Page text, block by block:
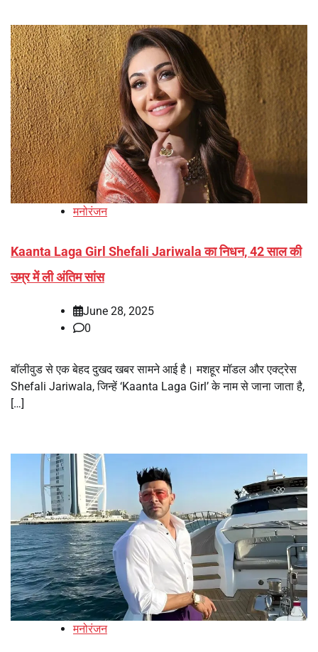
मनोरंजन
Kaanta Laga Girl Shefali Jariwala का निधन, 42 साल की
उम्र में ली अंतिम सांस
June 28, 2025
0
बॉलीवुड से एक बेहद दुखद खबर सामने आई है। मशहूर मॉडल और एक्ट्रेस
Shefali Jariwala, जिन्हें ‘Kaanta Laga Girl’ के नाम से जाना जाता है,
[…]
मनोरंजन